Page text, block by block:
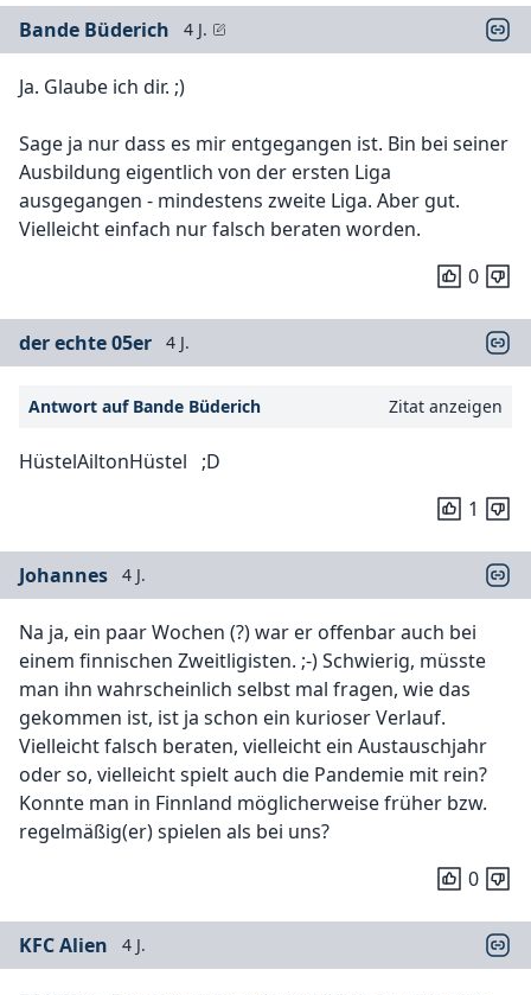
Bande Büderich 4 J.
Ja. Glaube ich dir. ;)
Sage ja nur dass es mir entgegangen ist. Bin bei seiner
Ausbildung eigentlich von der ersten Liga
ausgegangen - mindestens zweite Liga. Aber gut.
Vielleicht einfach nur falsch beraten worden.
0
der echte 05er 4 J.
Antwort auf Bande Büderich Zitat anzeigen
HüstelAiltonHüstel ;D
1
Johannes 4 J.
Na ja, ein paar Wochen (?) war er offenbar auch bei
einem finnischen Zweitligisten. ;-) Schwierig, müsste
man ihn wahrscheinlich selbst mal fragen, wie das
gekommen ist, ist ja schon ein kurioser Verlauf.
Vielleicht falsch beraten, vielleicht ein Austauschjahr
oder so, vielleicht spielt auch die Pandemie mit rein?
Konnte man in Finnland möglicherweise früher bzw.
regelmäßig(er) spielen als bei uns?
0
KFC Alien 4 J.